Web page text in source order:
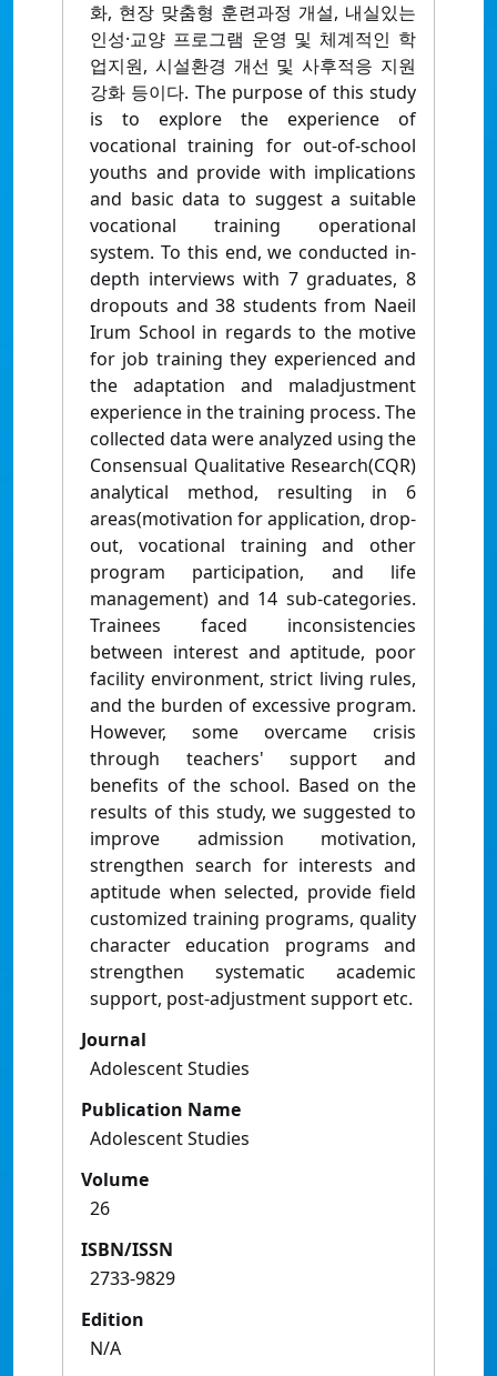
화, 현장 맞춤형 훈련과정 개설, 내실있는
인성·교양 프로그램 운영 및 체계적인 학
업지원, 시설환경 개선 및 사후적응 지원
강화 등이다. The purpose of this study
is to explore the experience of
vocational training for out-of-school
youths and provide with implications
and basic data to suggest a suitable
vocational training operational
system. To this end, we conducted in-
depth interviews with 7 graduates, 8
dropouts and 38 students from Naeil
Irum School in regards to the motive
for job training they experienced and
the adaptation and maladjustment
experience in the training process. The
collected data were analyzed using the
Consensual Qualitative Research(CQR)
analytical method, resulting in 6
areas(motivation for application, drop-
out, vocational training and other
program participation, and life
management) and 14 sub-categories.
Trainees faced inconsistencies
between interest and aptitude, poor
facility environment, strict living rules,
and the burden of excessive program.
However, some overcame crisis
through teachers' support and
benefits of the school. Based on the
results of this study, we suggested to
improve admission motivation,
strengthen search for interests and
aptitude when selected, provide field
customized training programs, quality
character education programs and
strengthen systematic academic
support, post-adjustment support etc.
Journal
Adolescent Studies
Publication Name
Adolescent Studies
Volume
26
ISBN/ISSN
2733-9829
Edition
N/A